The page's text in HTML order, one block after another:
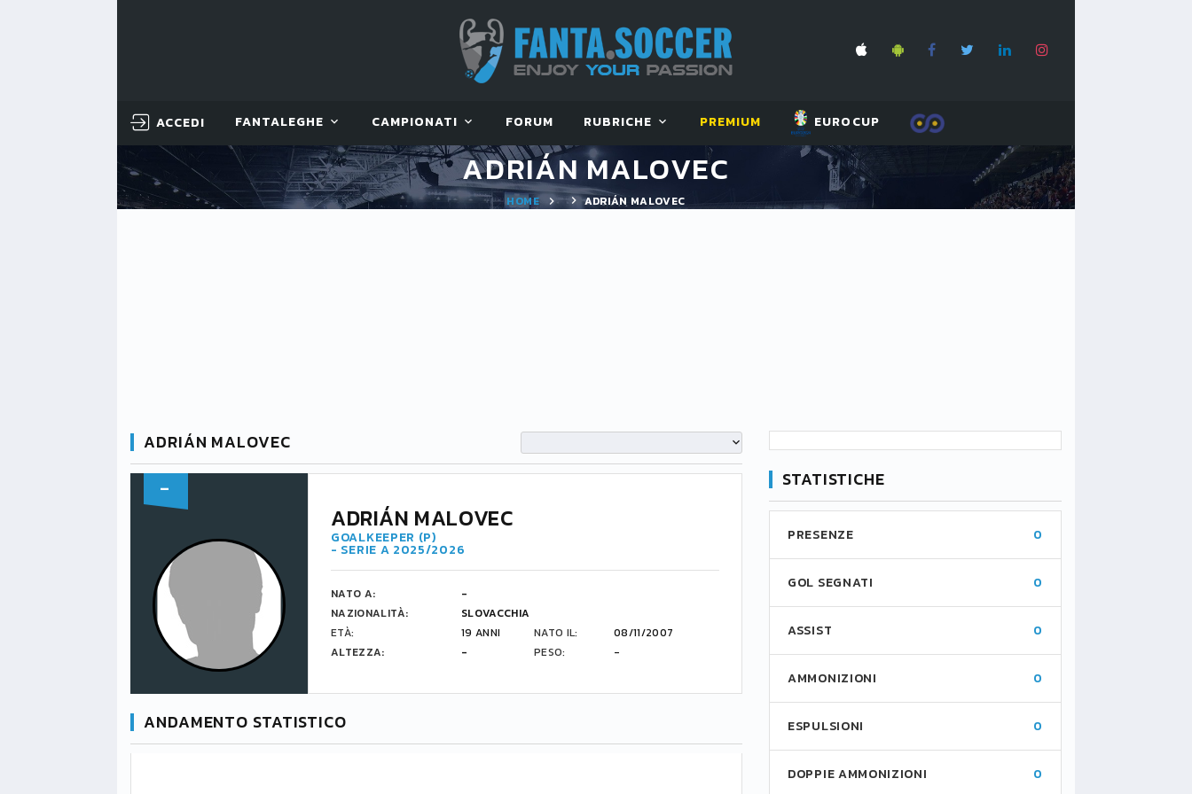
ACCEDI FANTALEGHE CAMPIONATI FORUM RUBRICHE PREMIUM EUROCUP
ADRIÁN MALOVEC
HOME ADRIÁN MALOVEC
ADRIÁN MALOVEC
-
ADRIÁN MALOVEC
GOALKEEPER (P)
- SERIE A 2025/2026
NATO A:
-
NAZIONALITÀ:
SLOVACCHIA
ETÀ:
19 ANNI NATO IL:
08/11/2007
ALTEZZA:
- PESO: -
ANDAMENTO STATISTICO
STATISTICHE
PRESENZE 0
GOL SEGNATI 0
ASSIST 0
AMMONIZIONI 0
ESPULSIONI 0
DOPPIE AMMONIZIONI 0